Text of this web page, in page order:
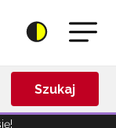
Szukaj